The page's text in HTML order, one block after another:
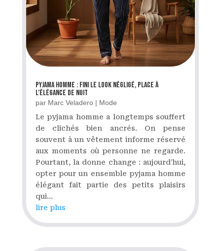
Pyjama homme : fini le look négligé, place à
l’élégance de nuit
par Marc Veladero| Mode
Le pyjama homme a longtemps souffert
de clichés bien ancrés. On pense
souvent à un vêtement informe réservé
aux moments où personne ne regarde.
Pourtant, la donne change : aujourd’hui,
opter pour un ensemble pyjama homme
élégant fait partie des petits plaisirs
qui...
lire plus